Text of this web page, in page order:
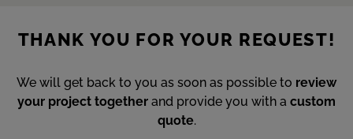
THANK YOU FOR YOUR REQUEST!
We will get back to you as soon as possible to review
your project together and provide you with a custom
quote.